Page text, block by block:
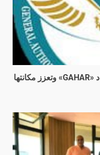
مستشفى مصر للطيران تجدد اعتماد «GAHAR» وتعزز مكانتها